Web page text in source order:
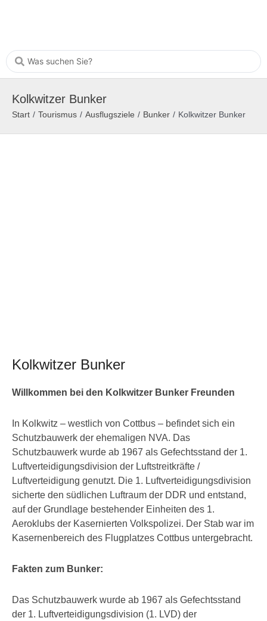
Kolkwitzer Bunker
Start / Tourismus / Ausflugsziele / Bunker / Kolkwitzer Bunker
Kolkwitzer Bunker
Willkommen bei den Kolkwitzer Bunker Freunden
In Kolkwitz – westlich von Cottbus – befindet sich ein
Schutzbauwerk der ehemaligen NVA. Das
Schutzbauwerk wurde ab 1967 als Gefechtsstand der 1.
Luftverteidigungsdivision der Luftstreitkräfte /
Luftverteidigung genutzt. Die 1. Luftverteidigungsdivision
sicherte den südlichen Luftraum der DDR und entstand,
auf der Grundlage bestehender Einheiten des 1.
Aeroklubs der Kasernierten Volkspolizei. Der Stab war im
Kasernenbereich des Flugplatzes Cottbus untergebracht.
Fakten zum Bunker:
Das Schutzbauwerk wurde ab 1967 als Gefechtsstand
der 1. Luftverteidigungsdivision (1. LVD) der